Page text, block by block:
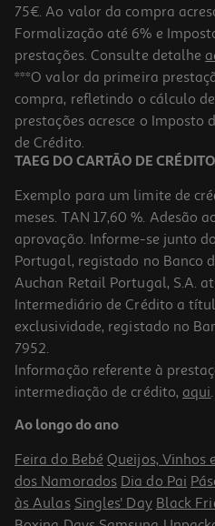
Frigorífico Americano Hisense
483l Cinzento)
829.99 €/un
829,99 €
Frigorífico Americano Haier
749.99 €/un
749,99 €
-38%
PVPR
PVP Recomendado: 1.199,99 €
75€. Ao valor da compra
Formalização até 6% e
prestações. Consulte detalhe
***O valor da primeira
compra, refletindo o cálculo
prestações acresce o Imposto
de Crédito.
TAEG DO CARTÃO DE
Exemplo para um limite de
meses. TAN 17,60 %. Adesão
aprovação. Informe-se junto
Portugal, registado no Banco
Auchan Retail Portugal, S.A.
Intermediário de Crédito a
exclusividade, registado no
7952.
Informação referente à
intermediação de crédito, aqui.
Ao longo do ano
Feira do Bebé Queijos, Vinhos
dos Namorados Dia do Pai
às Aulas Singles' Day Black